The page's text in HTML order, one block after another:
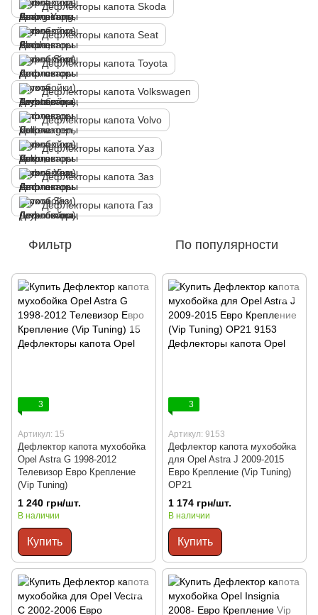
Дефлекторы капота Skoda
Дефлекторы капота Seat
Дефлекторы капота Toyota
Дефлекторы капота Volkswagen
Дефлекторы капота Volvo
Дефлекторы капота Уаз
Дефлекторы капота Заз
Дефлекторы капота Газ
Фильтр По популярности
3
Артикул: 15
Дефлектор капота мухобойка
Opel Astra G 1998-2012
Телевизор Евро Крепление
(Vip Tuning)
1 240 грн/шт.
В наличии
Купить
3
Артикул: 9153
Дефлектор капота мухобойка
для Opel Astra J 2009-2015
Евро Крепление (Vip Tuning)
OP21
1 174 грн/шт.
В наличии
Купить